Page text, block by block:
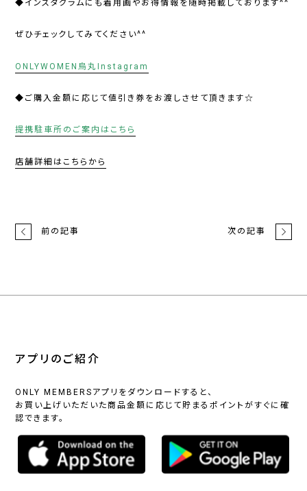
◆インスタグラムにも着用画やお得情報を随時掲載しております^^
ぜひチェックしてみてください^^
ONLYWOMEN烏丸Instagram
◆ご購入金額に応じて値引き券をお渡しさせて頂きます☆
提携駐車所のご案内はこちら
店舗詳細はこちらから
前の記事 次の記事
アプリのご紹介
ONLY MEMBERSアプリをダウンロードすると、
お買い上げいただいた商品金額に応じて貯まるポイントがすぐに確
認できます。